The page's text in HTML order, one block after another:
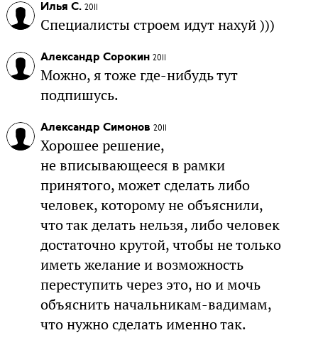
Илья С. 2011
Специалисты строем идут нахуй )))
Александр Сорокин 2011
Можно, я тоже где-нибудь тут
подпишусь.
Александр Симонов 2011
Хорошее решение,
не вписывающееся в рамки
принятого, может сделать либо
человек, которому не объяснили,
что так делать нельзя, либо человек
достаточно крутой, чтобы не только
иметь желание и возможность
переступить через это, но и мочь
объяснить начальникам-вадимам,
что нужно сделать именно так.